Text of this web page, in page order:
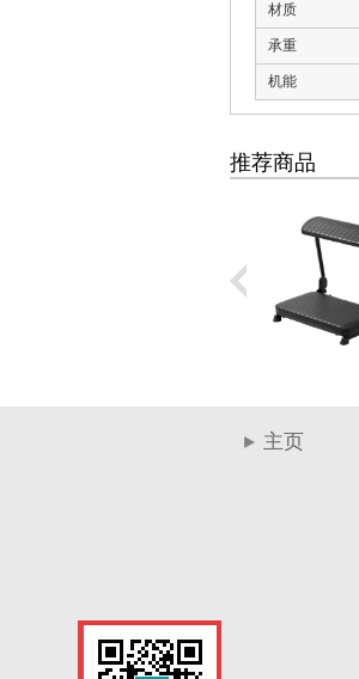
材质
承重
机能
推荐商品
主页